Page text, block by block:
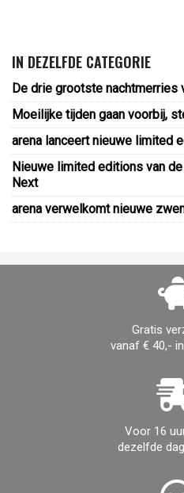
IN DEZELFDE CATEGORIE
De drie grootste nachtmerries
Moeilijke tijden gaan voorbij,
arena lanceert nieuwe limited
Nieuwe limited editions van
Next
arena verwelkomt nieuwe
Gratis
vanaf € 40,-
Voor 16
dezelfde